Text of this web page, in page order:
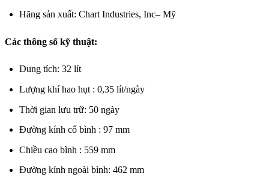
Hãng sản xuất: Chart Industries, Inc– Mỹ
Các thông số kỹ thuật:
Dung tích: 32 lít
Lượng khí hao hụt : 0,35 lít/ngày
Thời gian lưu trữ: 50 ngày
Đường kính cổ bình : 97 mm
Chiều cao bình : 559 mm
Đường kính ngoài bình: 462 mm